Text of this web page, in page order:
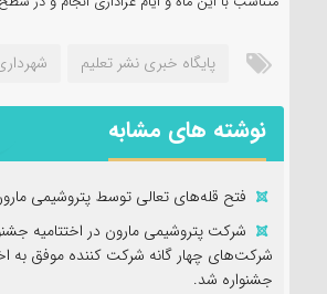
پایگاه خبری نشر تعلیم
نوشته های مشابه
فتح‌ قله‌های تعالی توسط پتروشیمی
شرکت پتروشیمی مارون در اختتامیه
شرکت‌های چهار گانه شرکت کننده موفق به
جشنواره شد.